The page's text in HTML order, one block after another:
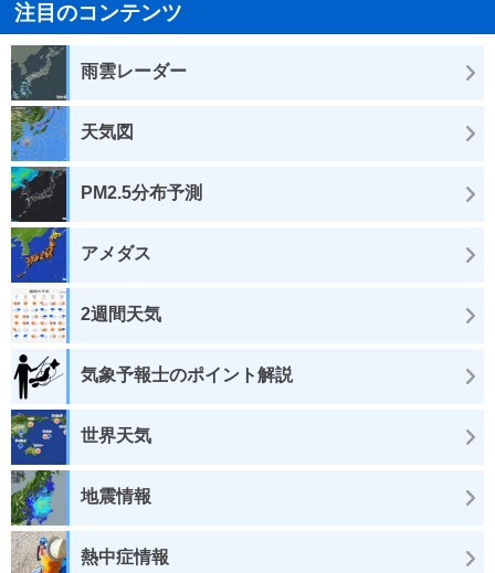
注目のコンテンツ
雨雲レーダー
天気図
PM2.5分布予測
アメダス
2週間天気
気象予報士のポイント解説
世界天気
地震情報
熱中症情報